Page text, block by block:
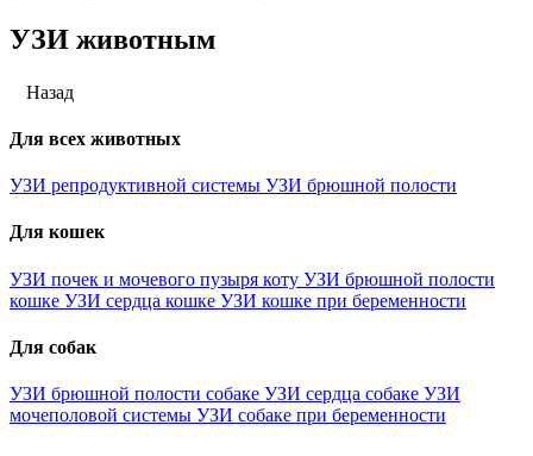
УЗИ животным
Назад
Для всех животных
УЗИ репродуктивной системы УЗИ брюшной полости
Для кошек
УЗИ почек и мочевого пузыря коту УЗИ брюшной полости
кошке УЗИ сердца кошке УЗИ кошке при беременности
Для собак
УЗИ брюшной полости собаке УЗИ сердца собаке УЗИ
мочеполовой системы УЗИ собаке при беременности